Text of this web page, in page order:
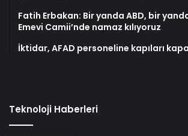
Fatih Erbakan: Bir yanda ABD, bir
Emevi Camii’nde namaz kılıyoruz
İktidar, AFAD personeline kapıları
Teknoloji Haberleri